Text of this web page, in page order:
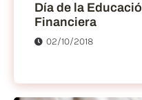
Día de la
Financiera
02/10/2018